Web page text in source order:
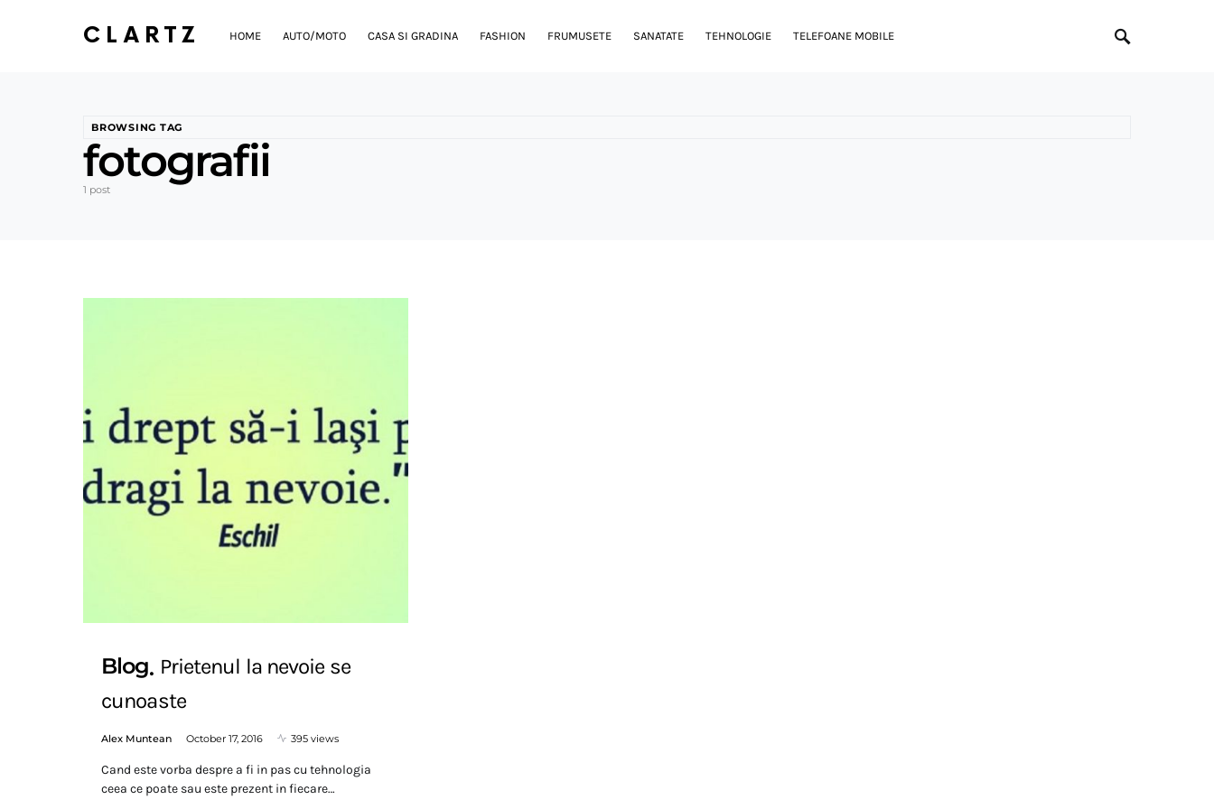
CLARTZ HOME AUTO/MOTO CASA SI GRADINA FASHION FRUMUSETE SANATATE TEHNOLOGIE TELEFOANE MOBILE
BROWSING TAG
fotografii
1 post
Blog Prietenul la nevoie se
cunoaste
Alex Muntean October 17, 2016 395 views
Cand este vorba despre a fi in pas cu tehnologia
ceea ce poate sau este prezent in fiecare…